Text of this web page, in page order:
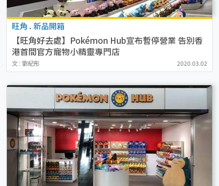
旺角 . 新品開箱
【旺角好去處】Pokémon Hub宣布暫停營業 告別香
港首間官方寵物小精靈專門店
文 : 劉紀彤 2020.03.02